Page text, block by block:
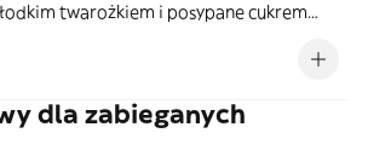
twarożkiem i posypane cukrem
dla zabieganych